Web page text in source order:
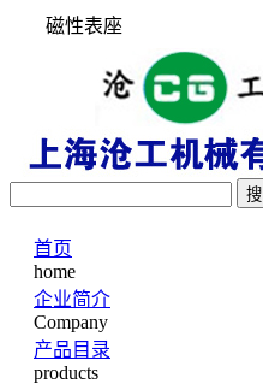
磁性表座
首页
home
企业简介
Company
产品目录
products